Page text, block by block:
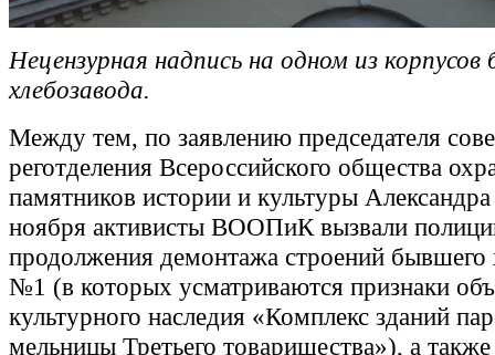
Нецензурная надпись на одном из корпусов
хлебозавода.
Между тем, по заявлению председателя
реготделения Всероссийского общества
памятников истории и культуры
ноября активисты ВООПиК вызвали
продолжения демонтажа строений бывшего
№1 (в которых усматриваются признаки
культурного наследия «Комплекс зданий
мельницы Третьего товарищества»), а